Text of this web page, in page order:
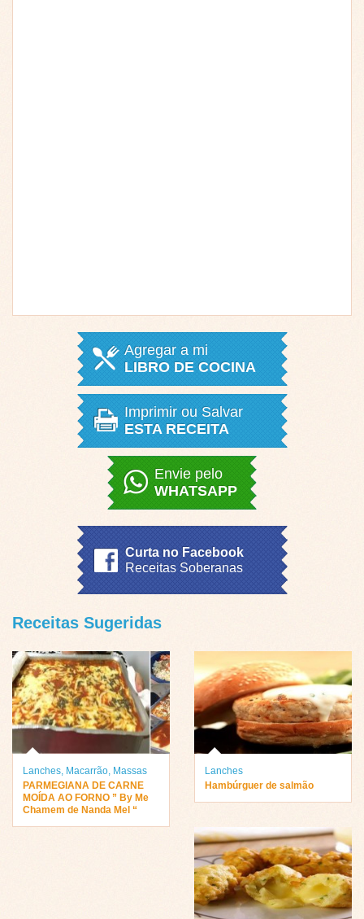
Agregar a mi
LIBRO DE COCINA
Imprimir ou Salvar
ESTA RECEITA
Envie pelo
WHATSAPP
Curta no Facebook
Receitas Soberanas
Receitas Sugeridas
Lanches, Macarrão, Massas
PARMEGIANA DE CARNE
MOÍDA AO FORNO ” By Me
Chamem de Nanda Mel “
Lanches
Hambúrguer de salmão